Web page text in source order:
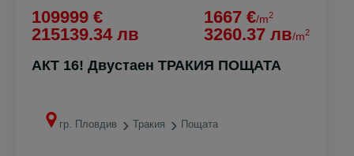
109999 €
215139.34 лв
1667 €/m2
3260.37 лв/m2
АКТ 16! Двустаен ТРАКИЯ ПОЩАТА
гр. Пловдив Тракия Пощата